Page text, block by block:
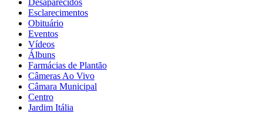
Esclarecimentos
Obituário
Eventos
Vídeos
Álbuns
Farmácias de Plantão
Câmeras Ao Vivo
Câmara Municipal
Centro
Jardim Itália